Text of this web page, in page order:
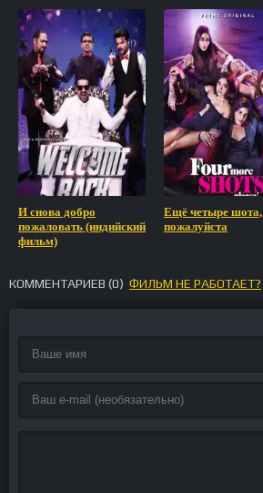
И снова добро
пожаловать (индийский
фильм)
Ещё четыре шота,
пожалуйста
КОММЕНТАРИЕВ (0) ФИЛЬМ НЕ РАБОТАЕТ?